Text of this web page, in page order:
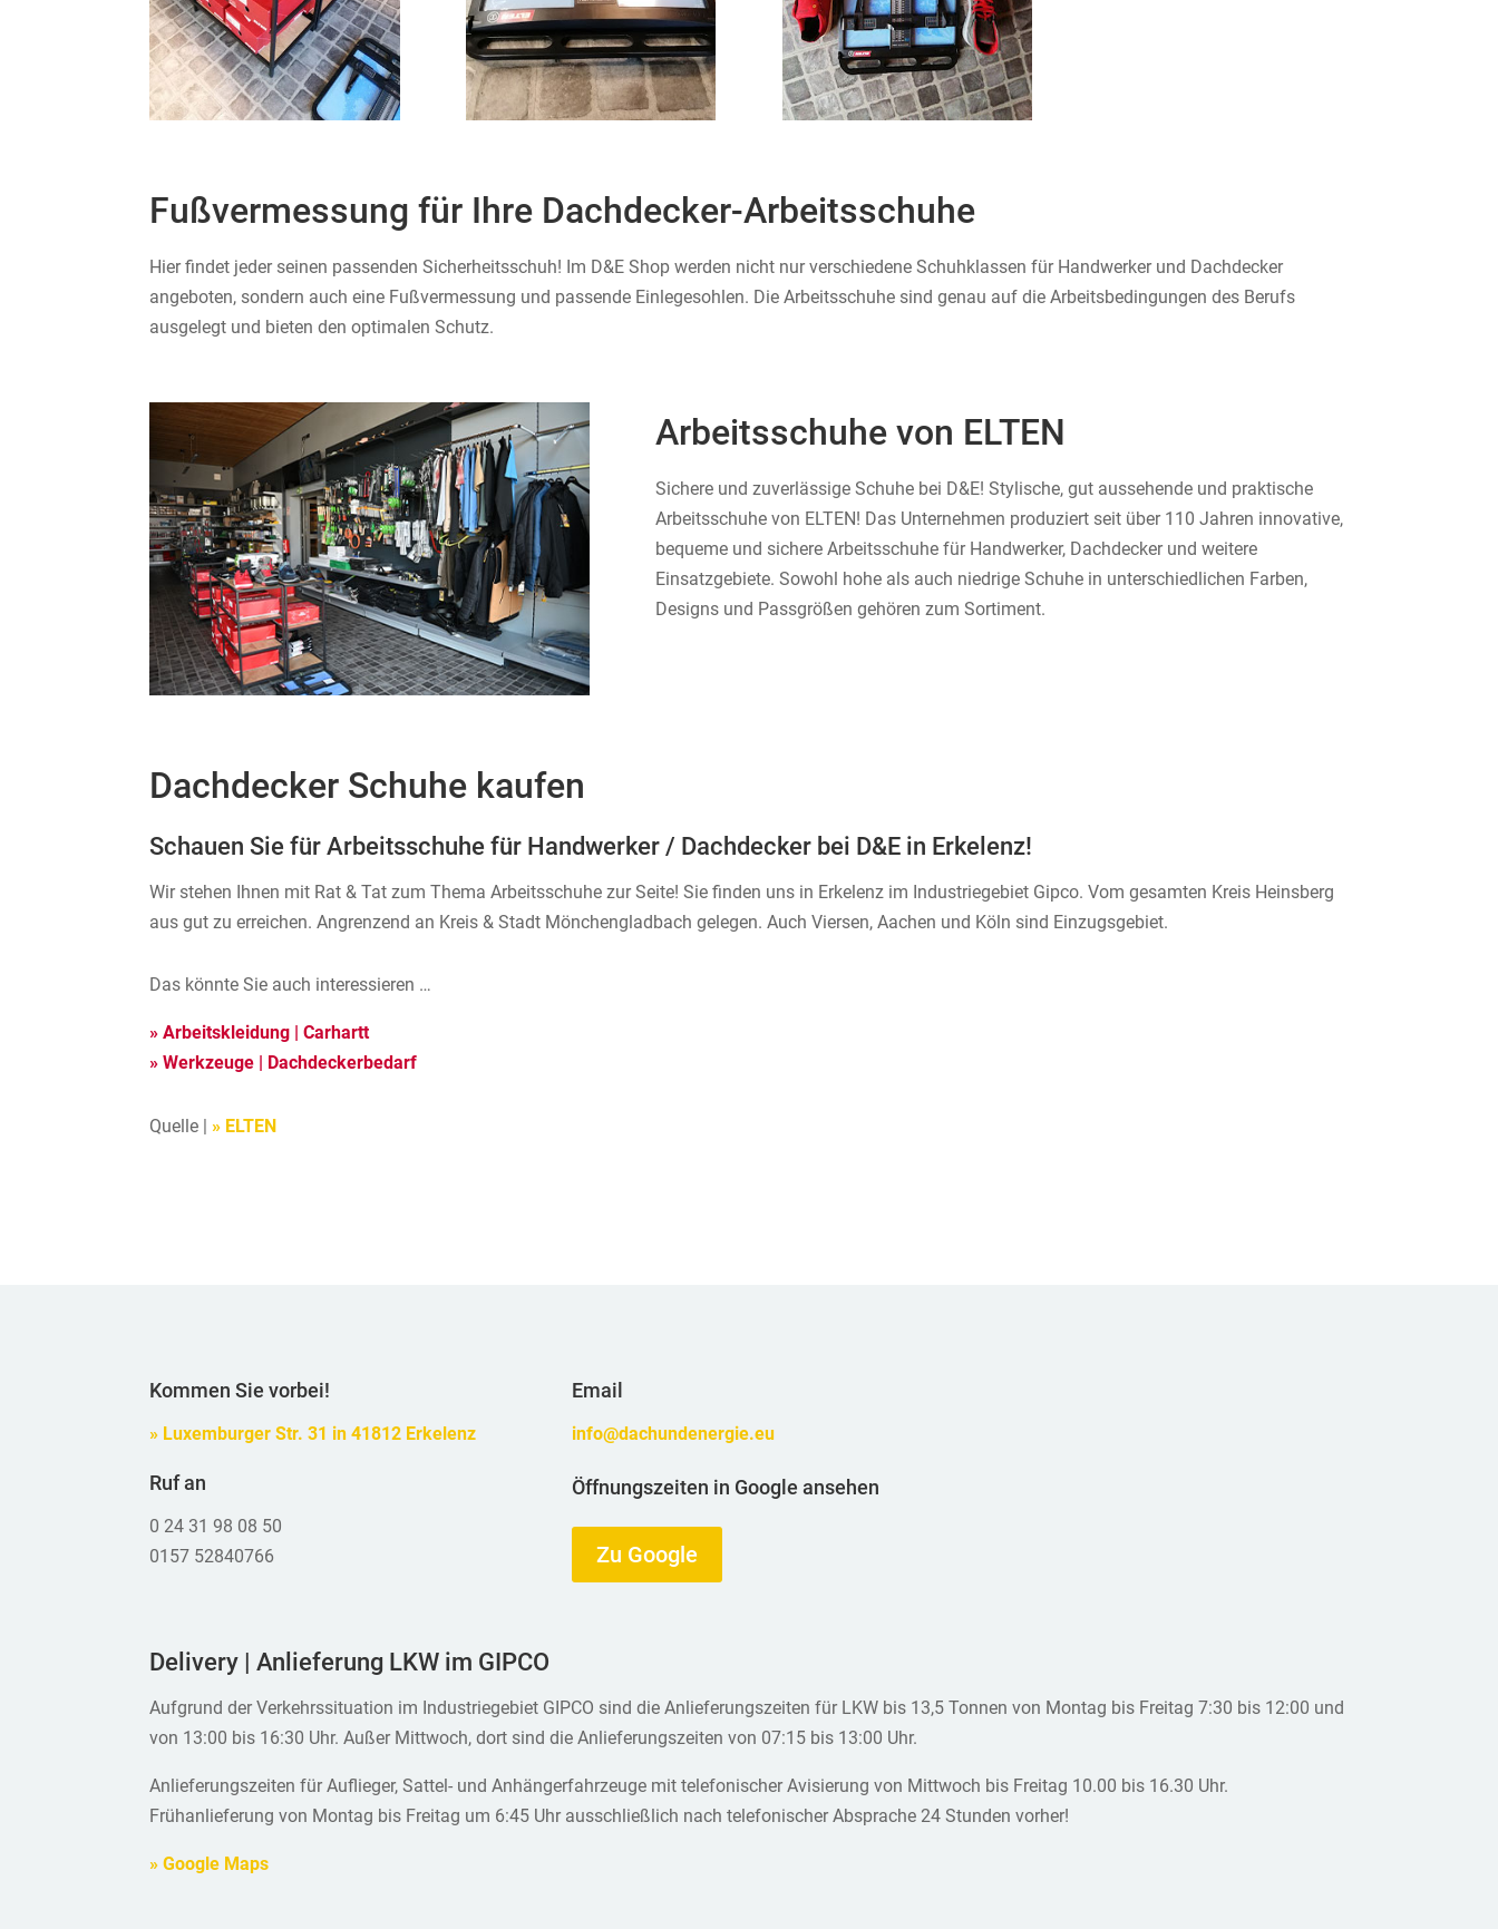
Fußvermessung für Ihre Dachdecker-Arbeitsschuhe
Hier findet jeder seinen passenden Sicherheitsschuh! Im D&E Shop werden nicht nur verschiedene Schuhklassen für Handwerker und Dachdecker
angeboten, sondern auch eine Fußvermessung und passende Einlegesohlen. Die Arbeitsschuhe sind genau auf die Arbeitsbedingungen des Berufs
ausgelegt und bieten den optimalen Schutz.
Arbeitsschuhe von ELTEN
Sichere und zuverlässige Schuhe bei D&E! Stylische, gut aussehende und praktische
Arbeitsschuhe von ELTEN! Das Unternehmen produziert seit über 110 Jahren innovative,
bequeme und sichere Arbeitsschuhe für Handwerker, Dachdecker und weitere
Einsatzgebiete. Sowohl hohe als auch niedrige Schuhe in unterschiedlichen Farben,
Designs und Passgrößen gehören zum Sortiment.
Dachdecker Schuhe kaufen
Schauen Sie für Arbeitsschuhe für Handwerker / Dachdecker bei D&E in Erkelenz!
Wir stehen Ihnen mit Rat & Tat zum Thema Arbeitsschuhe zur Seite! Sie finden uns in Erkelenz im Industriegebiet Gipco. Vom gesamten Kreis Heinsberg
aus gut zu erreichen. Angrenzend an Kreis & Stadt Mönchengladbach gelegen. Auch Viersen, Aachen und Köln sind Einzugsgebiet.
Das könnte Sie auch interessieren …
» Arbeitskleidung | Carhartt
» Werkzeuge | Dachdeckerbedarf
Quelle | » ELTEN
Kommen Sie vorbei!
» Luxemburger Str. 31 in 41812 Erkelenz
Ruf an
0 24 31 98 08 50
0157 52840766
Email
info@dachundenergie.eu
Öffnungszeiten in Google ansehen
Zu Google
Delivery | Anlieferung LKW im GIPCO
Aufgrund der Verkehrssituation im Industriegebiet GIPCO sind die Anlieferungszeiten für LKW bis 13,5 Tonnen von Montag bis Freitag 7:30 bis 12:00 und
von 13:00 bis 16:30 Uhr. Außer Mittwoch, dort sind die Anlieferungszeiten von 07:15 bis 13:00 Uhr.
Anlieferungszeiten für Auflieger, Sattel- und Anhängerfahrzeuge mit telefonischer Avisierung von Mittwoch bis Freitag 10.00 bis 16.30 Uhr.
Frühanlieferung von Montag bis Freitag um 6:45 Uhr ausschließlich nach telefonischer Absprache 24 Stunden vorher!
» Google Maps